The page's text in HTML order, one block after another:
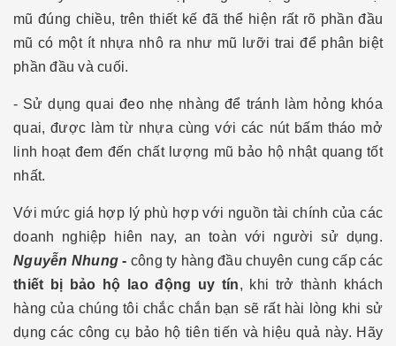
mũ đúng chiều, trên thiết kế đã thể hiện rất rõ phần đầu
mũ có một ít nhựa nhô ra như mũ lưỡi trai để phân biệt
phần đầu và cuối.
- Sử dụng quai đeo nhẹ nhàng để tránh làm hỏng khóa
quai, được làm từ nhựa cùng với các nút bấm tháo mở
linh hoạt đem đến chất lượng mũ bảo hộ nhật quang tốt
nhất.
Với mức giá hợp lý phù hợp với nguồn tài chính của các
doanh nghiệp hiên nay, an toàn với người sử dụng.
Nguyễn Nhung - công ty hàng đầu chuyên cung cấp các
thiết bị bảo hộ lao động uy tín, khi trở thành khách
hàng của chúng tôi chắc chắn bạn sẽ rất hài lòng khi sử
dụng các công cụ bảo hộ tiên tiến và hiệu quả này. Hãy